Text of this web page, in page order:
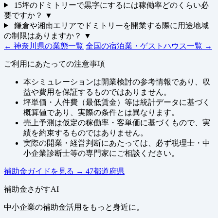
15坪のドミトリーで黒字にするには稼働率どのくらい必
要ですか？
▼
鎌倉や湘南エリアでドミトリーを開業する際に用途地域
の制限はありますか？
▼
← 神奈川県の業態一覧 全国の宿泊業・ゲストハウス一覧 →
ご利用にあたっての注意事項
本シミュレーションは開業検討の参考情報であり、収
益や費用を保証するものではありません。
坪単価・人件費（最低賃金）等は統計データに基づく
概算値であり、実際の条件とは異なります。
売上予測は仮定の稼働率・客単価に基づくもので、実
績を約束するものではありません。
実際の開業・経営判断にあたっては、必ず税理士・中
小企業診断士等の専門家にご相談ください。
補助金ガイドを見る → 47都道府県
補助金さがすAI
中小企業の補助金活用をもっと身近に。